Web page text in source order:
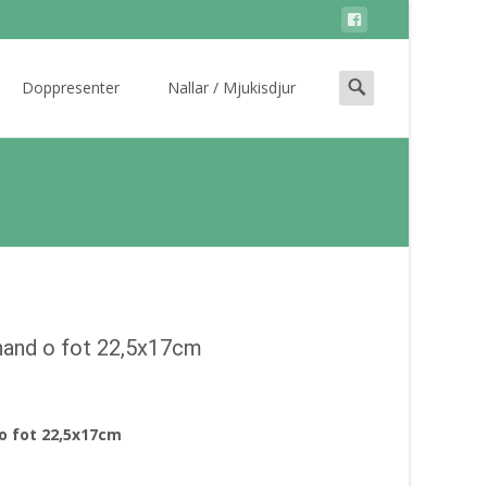
Doppresenter Nallar / Mjukisdjur
Search
for:
o fot 22,5x17cm
fot 22,5x17cm